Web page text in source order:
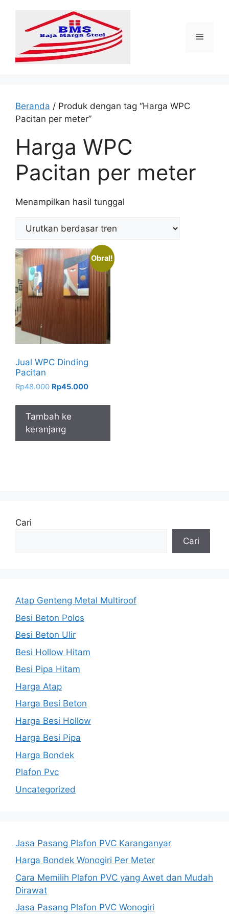
Menu
Beranda / Produk dengan tag “Harga WPC
Pacitan per meter”
Harga WPC
Pacitan per meter
Menampilkan hasil tunggal
Obral!
Jual WPC Dinding
Pacitan
Rp48.000 Harga
adalah:
Rp48.000.
Rp45.000Harga
ini
Tambah ke
keranjang
Cari
Cari
Atap Genteng Metal Multiroof
Besi Beton Polos
Besi Beton Ulir
Besi Hollow Hitam
Besi Pipa Hitam
Harga Atap
Harga Besi Beton
Harga Besi Hollow
Harga Besi Pipa
Harga Bondek
Plafon Pvc
Uncategorized
Jasa Pasang Plafon PVC Karanganyar
Harga Bondek Wonogiri Per Meter
Cara Memilih Plafon PVC yang Awet dan Mudah
Dirawat
Jasa Pasang Plafon PVC Wonogiri